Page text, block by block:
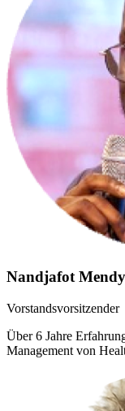
Nandjafot Mendy
Vorstandsvorsitzender
Über 6 Jahre
Management von